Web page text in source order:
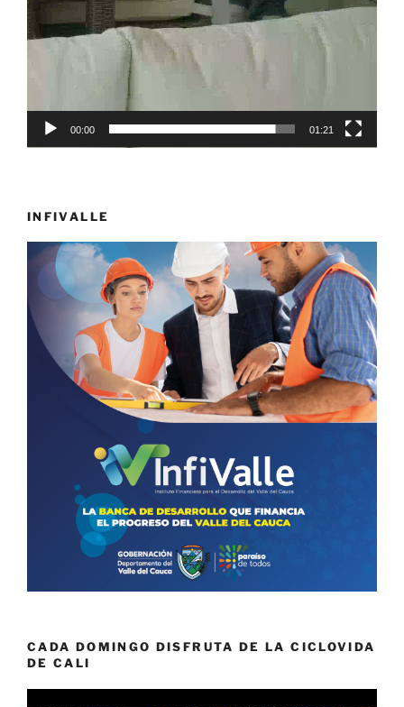
00:00 01:21
INFIVALLE
CADA DOMINGO DISFRUTA DE LA CICLOVIDA
DE CALI